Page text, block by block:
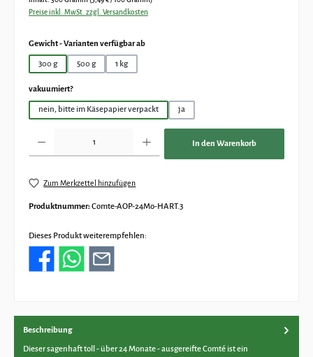
Preise inkl. MwSt. zzgl. Versandkosten
Gewicht - Varianten verfügbar abauswählen
300 g 500 g 1 kg
vakuumiert?auswählen
nein, bitte im Käsepapier verpackt ja
In den Warenkorb
Zum Merkzettel hinzufügen
Produktnummer:Comte-AOP-24Mo-HART.3
Dieses Produkt weiterempfehlen:
Beschreibung
Dieser sagenhaft toll - über 24 Monate - ausgereifte Comté ist ein